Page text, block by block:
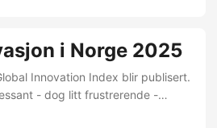
av norske veldedige stiftelsers
mot fem ganger mer til kultur og
har jo Wallenberg og Novo
i Norge 2025
Innovation Index blir publisert.
- dog litt frustrerende -
(av 139). Til og med 1. plass